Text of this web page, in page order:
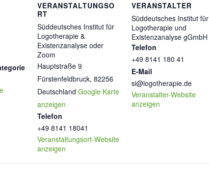
VERANSTALTUNGSO
RT
Süddeutsches Institut für
Logotherapie &
Existenzanalyse oder
Zoom
Hauptstraße 9
Fürstenfeldbruck, 82256
Deutschland Google Karte
anzeigen
Telefon
+49 8141 18041
Veranstaltungsort-Website
anzeigen
VERANSTALTER
Süddeutsches Institut für
Logotherapie und
Existenzanalyse gGmbH
Telefon
+49 8141 180 41
E-Mail
si@logotherapie.de
Veranstalter-Website
anzeigen